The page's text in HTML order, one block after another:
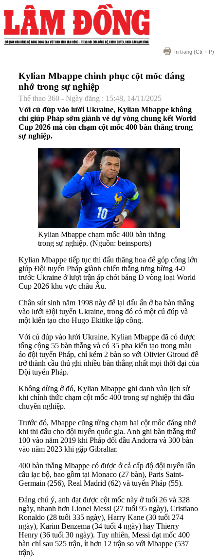
In trang (Ctr + P)
Kylian Mbappe chinh phục cột mốc đáng
nhớ trong sự nghiệp
Thể thao 360 - Ngày đăng : 15:48, 14/11/2025
Với cú đúp vào lưới Ukraine, Kylian Mbappe không
chỉ giúp Pháp sớm giành vé dự vòng chung kết World
Cup 2026 mà còn chạm cột mốc 400 bàn thắng trong
sự nghiệp.
Kylian Mbappe chạm mốc 400 bàn thắng
trong sự nghiệp. (Nguồn: beinsports)
Kylian Mbappe tiếp tục thi đấu thăng hoa để góp công lớn
giúp Đội tuyển Pháp giành chiến thắng tưng bừng 4-0
trước Ukraine ở lượt trận áp chót bảng D vòng loại World
Cup 2026 khu vực châu Âu.
Chân sút sinh năm 1998 này để lại dấu ấn ở ba bàn thắng
vào lưới Đội tuyển Ukraine, trong đó có một cú đúp và
một kiến tạo cho Hugo Ekitike lập công.
Với cú đúp vào lưới Ukraine, Kylian Mbappe đã có được
tổng cộng 55 bàn thắng và có 35 pha kiến tạo trong màu
áo đội tuyển Pháp, chỉ kém 2 bàn so với Olivier Giroud để
trở thành cầu thủ ghi nhiều bàn thắng nhất mọi thời đại của
Đội tuyển Pháp.
Không dừng ở đó, Kylian Mbappe ghi danh vào lịch sử
khi chính thức chạm cột mốc 400 trong sự nghiệp thi đấu
chuyên nghiệp.
Trước đó, Mbappe cũng từng chạm hai cột mốc đáng nhớ
khi thi đấu cho đội tuyển quốc gia. Anh ghi bàn thắng thứ
100 vào năm 2019 khi Pháp đối đầu Andorra và 300 bàn
vào năm 2023 khi gặp Gibraltar.
400 bàn thắng Mbappe có được ở cả cấp độ đội tuyển lẫn
câu lạc bộ, bao gồm tại Monaco (27 bàn), Paris Saint-
Germain (256), Real Madrid (62) và tuyển Pháp (55).
Đáng chú ý, anh đạt được cột mốc này ở tuổi 26 và 328
ngày, nhanh hơn Lionel Messi (27 tuổi 95 ngày), Cristiano
Ronaldo (28 tuổi 335 ngày), Harry Kane (30 tuổi 274
ngày), Karim Benzema (34 tuổi 4 ngày) hay Thierry
Henry (36 tuổi 30 ngày). Tuy nhiên, Messi đạt mốc 400
bàn chỉ sau 525 trận, ít hơn 12 trận so với Mbappe (537
trận).